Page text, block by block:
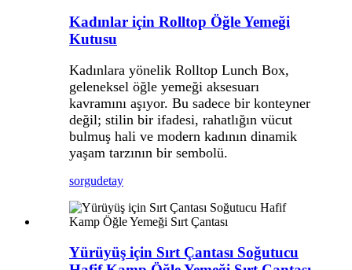
Kadınlar için Rolltop Öğle Yemeği
Kutusu
Kadınlara yönelik Rolltop Lunch Box,
geleneksel öğle yemeği aksesuarı
kavramını aşıyor. Bu sadece bir konteyner
değil; stilin bir ifadesi, rahatlığın vücut
bulmuş hali ve modern kadının dinamik
yaşam tarzının bir sembolü.
sorgudetay
Yürüyüş için Sırt Çantası Soğutucu